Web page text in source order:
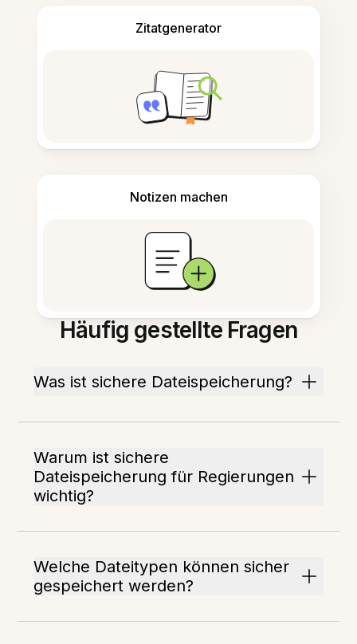
Zitatgenerator
Notizen machen
Häufig gestellte Fragen
Was ist sichere Dateispeicherung?
Warum ist sichere
Dateispeicherung für Regierungen
wichtig?
Welche Dateitypen können sicher
gespeichert werden?